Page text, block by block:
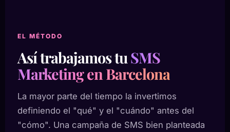
EL MÉTODO
Así trabajamos tuSMS
Marketing en Barcelona
La mayor parte del tiempo la invertimos
definiendo el "qué" y el "cuándo" antes del
"cómo". Una campaña de SMS bien planteada